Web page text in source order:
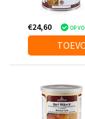
€24,60 OP